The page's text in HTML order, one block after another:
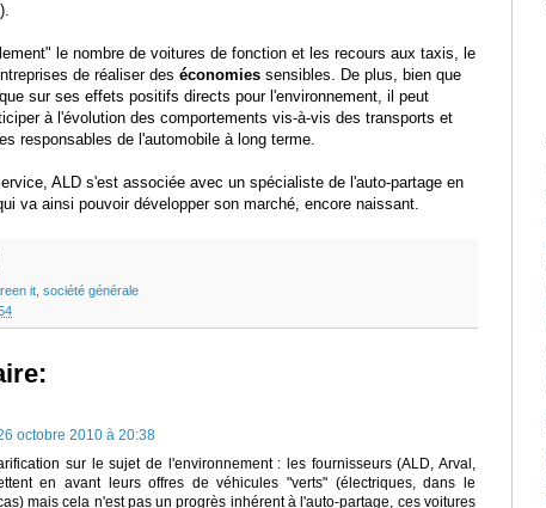
le nombre de voitures de fonction et les recours aux taxis, le
de réaliser des économies sensibles. De plus, bien que
sur ses effets positifs directs pour l'environnement, il peut
à l'évolution des comportements vis-à-vis des transports et
responsables de l'automobile à long terme.
ALD s'est associée avec un spécialiste de l'auto-partage en
va ainsi pouvoir développer son marché, encore naissant.
it, société générale
octobre 2010 à 20:38
sur le sujet de l'environnement : les fournisseurs (ALD, Arval,
en avant leurs offres de véhicules "verts" (électriques, dans le
mais cela n'est pas un progrès inhérent à l'auto-partage, ces voitures